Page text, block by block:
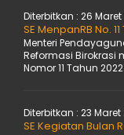
Diterbitkan : 26 Maret
SE MenpanRB No.
Menteri
Reformasi Birokrasi
Nomor 11 Tahun
Diterbitkan : 23 Maret
SE Kegiatan Bulan